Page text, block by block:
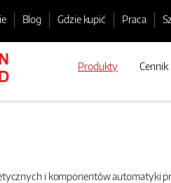
Blog Gdzie kupić Praca
Produkty Cennik
i komponentów automatyki